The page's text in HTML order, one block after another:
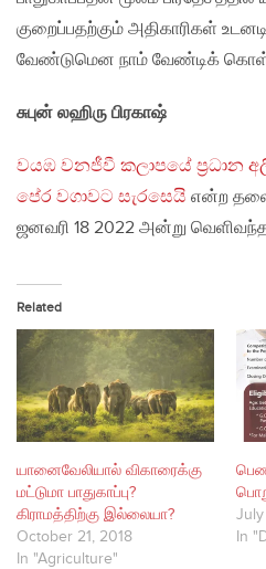
குறைப்பதற்கும் அதிகாரிகள்
வேண்டுமென நாம் வேண்டிக்
சுபுன் லஹிரு பிரகாஷ்
වයඹ වනජීවී කලාපයේ ප්‍රධාන
පේර වගාවට සැරසෙයි என்ற
ஜனவரி 18 2022 அன்று
Related
யானைவேலியால் விகாரைக்கு
மட்டுமா பாதுகாப்பு?
கிராமத்திற்கு இல்லையா?
October 21, 2018
In "Agriculture"
In